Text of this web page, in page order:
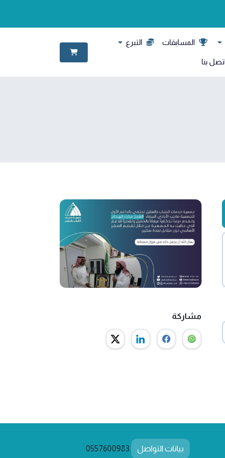
المسابقات التبرع
اتصل بنا
مشاركة
بيانات التواصل 0557600983